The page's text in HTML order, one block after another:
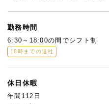
・女性を中心に10名ほどのメン
中
・全国展開している会社なので
積むことも可能
＜安心のポイント＞
・まずは、経験に応じて工程を
・個人店パティスリー出身の方
勤務時間
6:30～18:00の間でシフト制
18時までの退社
休日休暇
年間112日